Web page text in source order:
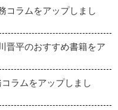
コラムをアップしまし
晋平のおすすめ書籍をア
ラムをアップしまし